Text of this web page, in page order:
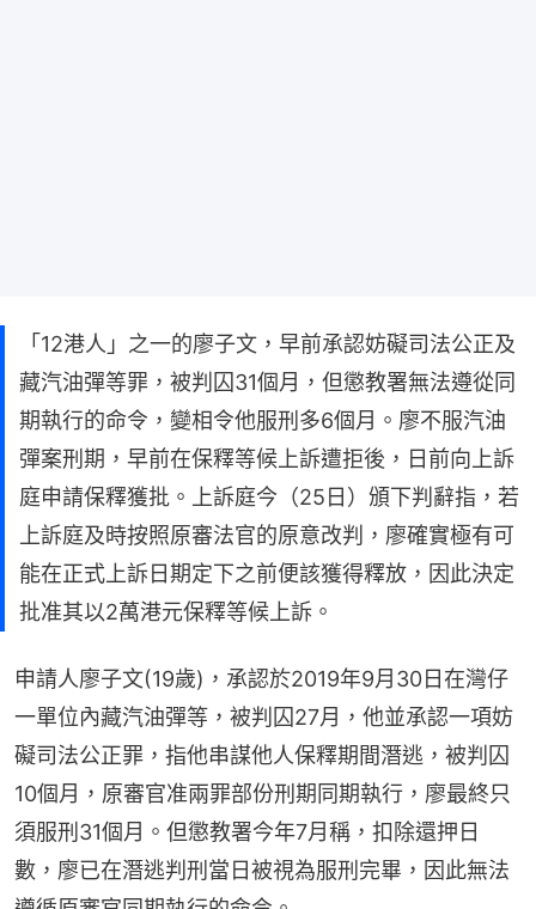
「12港人」之一的廖子文，早前承認妨礙司法公正及
藏汽油彈等罪，被判囚31個月，但懲教署無法遵從同
期執行的命令，變相令他服刑多6個月。廖不服汽油
彈案刑期，早前在保釋等候上訴遭拒後，日前向上訴
庭申請保釋獲批。上訴庭今（25日）頒下判辭指，若
上訴庭及時按照原審法官的原意改判，廖確實極有可
能在正式上訴日期定下之前便該獲得釋放，因此決定
批准其以2萬港元保釋等候上訴。
申請人廖子文(19歲)，承認於2019年9月30日在灣仔
一單位內藏汽油彈等，被判囚27月，他並承認一項妨
礙司法公正罪，指他串謀他人保釋期間潛逃，被判囚
10個月，原審官准兩罪部份刑期同期執行，廖最終只
須服刑31個月。但懲教署今年7月稱，扣除還押日
數，廖已在潛逃判刑當日被視為服刑完畢，因此無法